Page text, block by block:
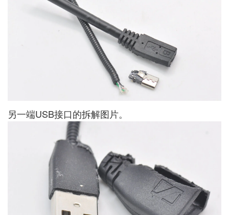
另一端USB接口的拆解图片。